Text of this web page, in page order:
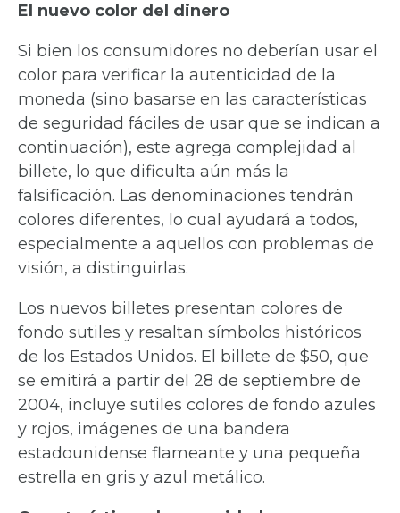
El nuevo color del dinero
Si bien los consumidores no deberían usar el
color para verificar la autenticidad de la
moneda (sino basarse en las características
de seguridad fáciles de usar que se indican a
continuación), este agrega complejidad al
billete, lo que dificulta aún más la
falsificación. Las denominaciones tendrán
colores diferentes, lo cual ayudará a todos,
especialmente a aquellos con problemas de
visión, a distinguirlas.
Los nuevos billetes presentan colores de
fondo sutiles y resaltan símbolos históricos
de los Estados Unidos. El billete de $50, que
se emitirá a partir del 28 de septiembre de
2004, incluye sutiles colores de fondo azules
y rojos, imágenes de una bandera
estadounidense flameante y una pequeña
estrella en gris y azul metálico.